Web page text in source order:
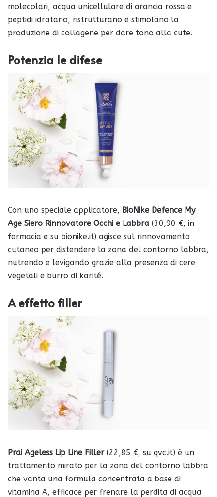
molecolari, acqua unicellulare di arancia rossa e
peptidi idratano, ristrutturano e stimolano la
produzione di collagene per dare tono alla cute.
Potenzia le difese
Con uno speciale applicatore, BioNike Defence My
Age Siero Rinnovatore Occhi e Labbra (30,90 €, in
farmacia e su bionike.it) agisce sul rinnovamento
cutaneo per distendere la zona del contorno labbra,
nutrendo e levigando grazie alla presenza di cere
vegetali e burro di karité.
A effetto filler
Prai Ageless Lip Line Filler(22,85 €, su qvc.it) è un
trattamento mirato per la zona del contorno labbra
che vanta una formula concentrata a base di
vitamina A, efficace per frenare la perdita di acqua